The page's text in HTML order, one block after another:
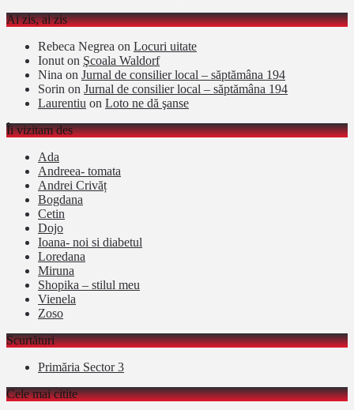
Ai zis, ai zis
Rebeca Negrea on Locuri uitate
Ionut on Şcoala Waldorf
Nina on Jurnal de consilier local – săptămâna 194
Sorin on Jurnal de consilier local – săptămâna 194
Laurentiu on Loto ne dă şanse
Îi vizitam des
Ada
Andreea- tomata
Andrei Crivăț
Bogdana
Cetin
Dojo
Ioana- noi si diabetul
Loredana
Miruna
Shopika – stilul meu
Vienela
Zoso
Scurtături
Primăria Sector 3
Cele mai citite